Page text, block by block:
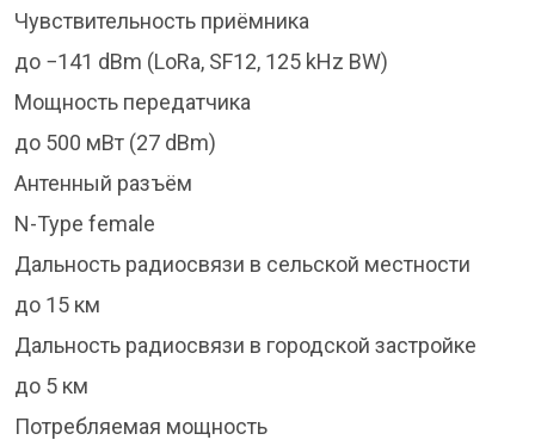
Чувствительность приёмника
до −141 dBm (LoRa, SF12, 125 kHz BW)
Мощность передатчика
до 500 мВт (27 dBm)
Антенный разъём
N-Type female
Дальность радиосвязи в сельской местности
до 15 км
Дальность радиосвязи в городской застройке
до 5 км
Потребляемая мощность